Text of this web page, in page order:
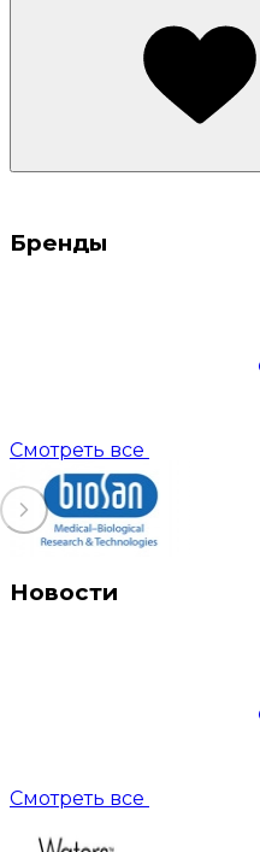
Бренды
Смотреть все
Новости
Смотреть все